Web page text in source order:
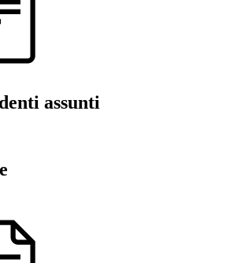
assunti